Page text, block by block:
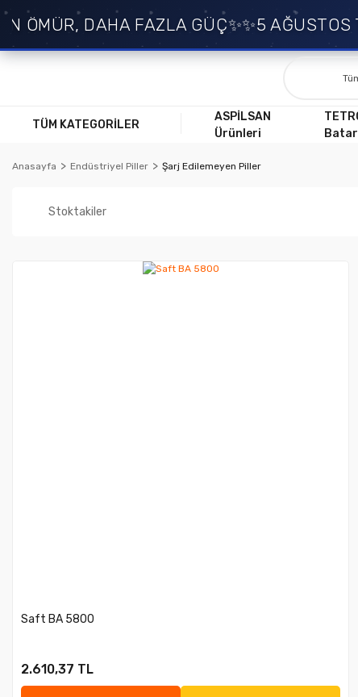
ÖMÜR, DAHA FAZLA GÜÇ✨✨5 AĞUSTOS
TÜM KATEGORİLER
ASPİLSAN
Ürünleri
Anasayfa Endüstriyel Piller Şarj Edilemeyen Piller
Stoktakiler
Saft BA 5800
2.610,37 TL